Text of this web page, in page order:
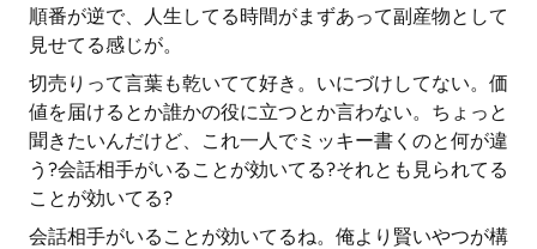
順番が逆で、人生してる時間がまずあって副産物として
見せてる感じが。
切売りって言葉も乾いてて好き。いにづけしてない。価
値を届けるとか誰かの役に立つとか言わない。ちょっと
聞きたいんだけど、これ一人でミッキー書くのと何が違
う?会話相手がいることが効いてる?それとも見られてる
ことが効いてる?
会話相手がいることが効いてるね。俺より賢いやつが構